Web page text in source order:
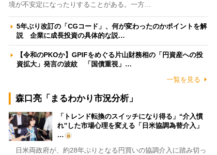
境が不安定になったりすることがある。一方…
5年ぶり改訂の「CGコード」、何が変わったのかポイントを解
説 企業に成長投資の具体的な説…
【令和のPKOか】GPIFをめぐる片山財務相の「円資産への投
資拡大」発言の波紋 「国債重視」…
一覧を見る
森口亮「まるわかり市況分析」
「トレンド転換のスイッチになり得る」“介入慣
れ”した市場心理を変える「日米協調為替介入」
…
日米両政府が、約28年ぶりとなる円買いの協調介入に踏み切っ